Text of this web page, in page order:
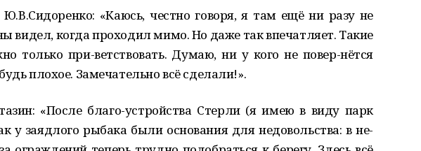
Ю.В.Сидоренко: «Каюсь, честно говоря, я там ещё ни разу не
видел, когда проходил мимо. Но даже так впечатляет. Такие
только при-ветствовать. Думаю, ни у кого не повер-нётся
плохое. Замечательно всё сделали!».
«После благо-устройства Стерли (я имею в виду парк
у заядлого рыбака были основания для недовольства: в не-